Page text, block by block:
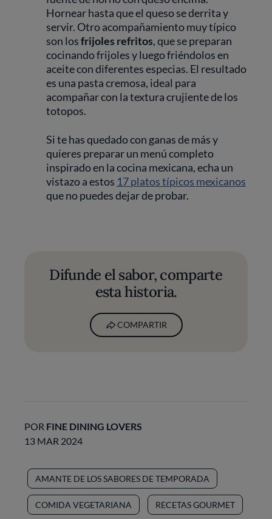
Hornear hasta que el queso se derrita y
servir. Otro acompañamiento muy típico
son losfrijoles refritos, que se preparan
cocinando frijoles y luego friéndolos en
aceite con diferentes especias. El resultado
es una pasta cremosa, ideal para
acompañar con la textura crujiente de los
totopos.
Si te has quedado con ganas de más y
quieres preparar un menú completo
inspirado en la cocina mexicana, echa un
vistazo a estos 17 platos típicos mexicanos
que no puedes dejar de probar.
Difunde el sabor, comparte
esta historia.
COMPARTIR
POR FINE DINING LOVERS
13 MAR 2024
AMANTE DE LOS SABORES DE TEMPORADA
COMIDA VEGETARIANA RECETAS GOURMET